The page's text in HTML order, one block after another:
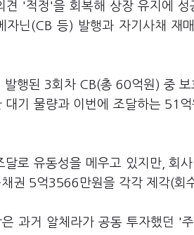
견 '적정'을 회복해 상장 유지에 성
자닌(CB 등) 발행과 자기사채 재
발행된 3회차 CB(총 60억원) 중
대기 물량과 이번에 조달하는 51
달로 유동성을 메우고 있지만, 회
권 5억3566만원을 각각 제각(회
과거 알체라가 공동 투자했던 '